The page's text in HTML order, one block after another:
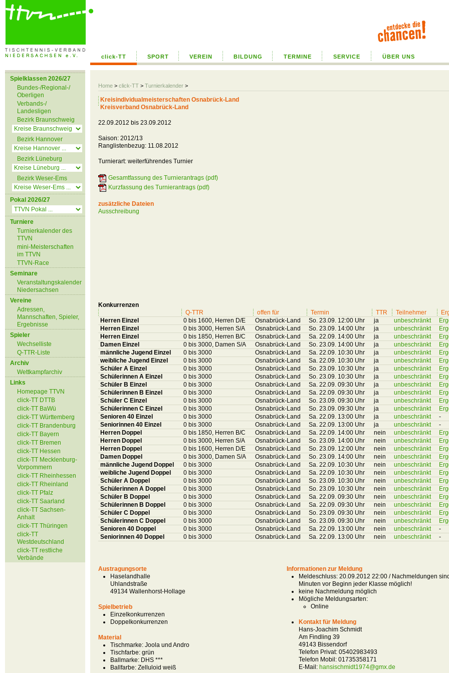
click-TT SPORT VEREIN BILDUNG TERMINE SERVICE ÜBER UNS
Home > click-TT > Turnierkalender >
Spielklassen 2026/27
Bundes-/Regional-/
Oberligen
Verbands-/
Landesligen
Bezirk Braunschweig
Bezirk Hannover
Bezirk Lüneburg
Bezirk Weser-Ems
Pokal 2026/27
Turniere
Turnierkalender des
TTVN
mini-Meisterschaften
im TTVN
TTVN-Race
Seminare
Veranstaltungskalender
Niedersachsen
Vereine
Adressen,
Mannschaften, Spieler,
Ergebnisse
Spieler
Wechselliste
Q-TTR-Liste
Archiv
Wettkampfarchiv
Links
Homepage TTVN
click-TT DTTB
click-TT BaWü
click-TT Württemberg
click-TT Brandenburg
click-TT Bayern
click-TT Bremen
click-TT Hessen
click-TT Mecklenburg-
Vorpommern
click-TT Rheinhessen
click-TT Rheinland
click-TT Pfalz
click-TT Saarland
click-TT Sachsen-
Anhalt
click-TT Thüringen
click-TT
Westdeutschland
click-TT restliche
Verbände
Kreisindividualmeisterschaften Osnabrück-Land
Kreisverband Osnabrück-Land
22.09.2012 bis 23.09.2012
Saison: 2012/13
Ranglistenbezug: 11.08.2012
Turnierart: weiterführendes Turnier
Gesamtfassung des Turnierantrags (pdf)
Kurzfassung des Turnierantrags (pdf)
zusätzliche Dateien
Ausschreibung
Konkurrenzen
Q-TTR
offen für Termin TTR Teilnehmer
Herren Einzel
0 bis 1600, Herren D/E Osnabrück-Land So. 23.09. 12:00 Uhr ja unbeschränkt
Herren Einzel
0 bis 3000, Herren S/A Osnabrück-Land So. 23.09. 14:00 Uhr ja unbeschränkt
Herren Einzel
0 bis 1850, Herren B/C Osnabrück-Land Sa. 22.09. 14:00 Uhr ja unbeschränkt
Damen Einzel
0 bis 3000, Damen S/A Osnabrück-Land So. 23.09. 14:00 Uhr ja unbeschränkt
männliche Jugend Einzel
0 bis 3000 Osnabrück-Land Sa. 22.09. 10:30 Uhr ja unbeschränkt
weibliche Jugend Einzel
0 bis 3000 Osnabrück-Land Sa. 22.09. 10:30 Uhr ja unbeschränkt
Schüler A Einzel
0 bis 3000 Osnabrück-Land So. 23.09. 10:30 Uhr ja unbeschränkt
Schülerinnen A Einzel
0 bis 3000 Osnabrück-Land So. 23.09. 10:30 Uhr ja unbeschränkt
Schüler B Einzel
0 bis 3000 Osnabrück-Land Sa. 22.09. 09:30 Uhr ja unbeschränkt
Schülerinnen B Einzel
0 bis 3000 Osnabrück-Land Sa. 22.09. 09:30 Uhr ja unbeschränkt
Schüler C Einzel
0 bis 3000 Osnabrück-Land So. 23.09. 09:30 Uhr ja unbeschränkt
Schülerinnen C Einzel
0 bis 3000 Osnabrück-Land So. 23.09. 09:30 Uhr ja unbeschränkt
Senioren 40 Einzel
0 bis 3000 Osnabrück-Land Sa. 22.09. 13:00 Uhr ja unbeschränkt
-
Seniorinnen 40 Einzel
0 bis 3000 Osnabrück-Land Sa. 22.09. 13:00 Uhr ja unbeschränkt
-
Herren Doppel
0 bis 1850, Herren B/C Osnabrück-Land Sa. 22.09. 14:00 Uhr nein unbeschränkt
Herren Doppel
0 bis 3000, Herren S/A Osnabrück-Land So. 23.09. 14:00 Uhr nein unbeschränkt
Herren Doppel
0 bis 1600, Herren D/E Osnabrück-Land So. 23.09. 12:00 Uhr nein unbeschränkt
Damen Doppel
0 bis 3000, Damen S/A Osnabrück-Land So. 23.09. 14:00 Uhr nein unbeschränkt
männliche Jugend Doppel
0 bis 3000 Osnabrück-Land Sa. 22.09. 10:30 Uhr nein unbeschränkt
weibliche Jugend Doppel
0 bis 3000 Osnabrück-Land Sa. 22.09. 10:30 Uhr nein unbeschränkt
Schüler A Doppel
0 bis 3000 Osnabrück-Land So. 23.09. 10:30 Uhr nein unbeschränkt
Schülerinnen A Doppel
0 bis 3000 Osnabrück-Land So. 23.09. 10:30 Uhr nein unbeschränkt
Schüler B Doppel
0 bis 3000 Osnabrück-Land Sa. 22.09. 09:30 Uhr nein unbeschränkt
Schülerinnen B Doppel
0 bis 3000 Osnabrück-Land Sa. 22.09. 09:30 Uhr nein unbeschränkt
Schüler C Doppel
0 bis 3000 Osnabrück-Land So. 23.09. 09:30 Uhr nein unbeschränkt
Schülerinnen C Doppel
0 bis 3000 Osnabrück-Land So. 23.09. 09:30 Uhr nein unbeschränkt
Senioren 40 Doppel
0 bis 3000 Osnabrück-Land Sa. 22.09. 13:00 Uhr nein unbeschränkt
-
Seniorinnen 40 Doppel
0 bis 3000 Osnabrück-Land Sa. 22.09. 13:00 Uhr nein unbeschränkt -
Austragungsorte
Haselandhalle
Uhlandstraße
49134 Wallenhorst-Hollage
Spielbetrieb
Einzelkonkurrenzen
Doppelkonkurrenzen
Material
Tischmarke: Joola und Andro
Tischfarbe: grün
Ballmarke: DHS ***
Ballfarbe: Zelluloid weiß
Informationen zur Meldung
Meldeschluss: 20.09.2012 22:00 / Nachmeldungen
Minuten vor Beginn jeder Klasse möglich!
keine Nachmeldung möglich
Mögliche Meldungsarten:
Online
Kontakt für Meldung
Hans-Joachim Schmidt
Am Findling 39
49143 Bissendorf
Telefon Privat:05402983493
Telefon Mobil:01735358171
E-Mail: hansischmidt1974@gmx.de